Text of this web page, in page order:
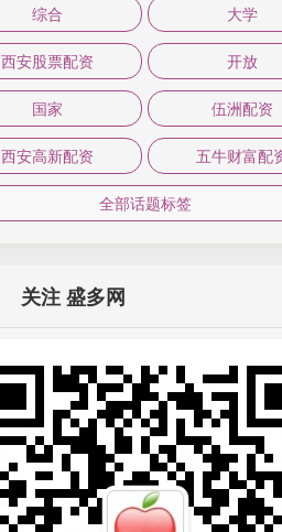
综合 大学
西安股票配资 开放
国家 伍洲配资
西安高新配资 五牛财富配
全部话题标签
关注 盛多网